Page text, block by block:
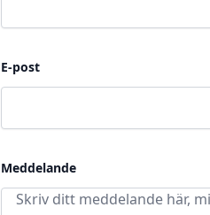
E-post
Meddelande